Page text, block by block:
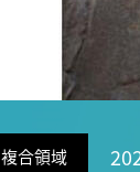
名古屋大学基金
複合領域